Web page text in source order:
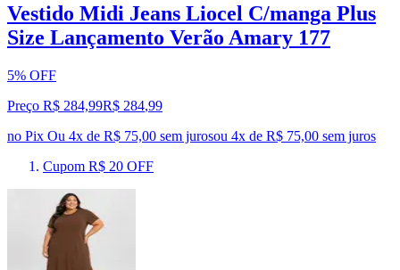
Vestido Midi Jeans Liocel C/manga Plus
Size Lançamento Verão Amary 177
5% OFF
Preço R$ 284,99R$ 284,99
no Pix Ou 4x de R$ 75,00 sem jurosou 4x de R$ 75,00 sem juros
Cupom R$ 20 OFF